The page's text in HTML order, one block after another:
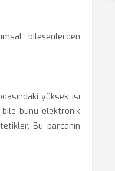
bileşenlerden
yüksek ısı
bunu elektronik
Bu parçanın